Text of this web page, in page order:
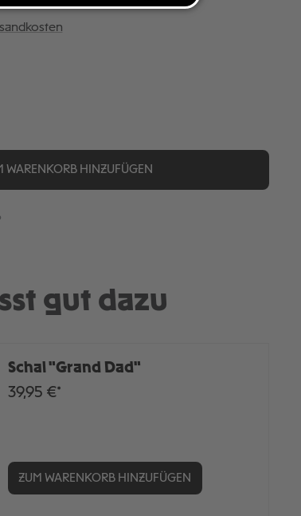
Gib den gewünschten Wert
WARENKORB HINZUFÜGEN
gut dazu
Schal "Grand Dad"
39,95 €*
ZUM WARENKORB HINZUFÜGEN